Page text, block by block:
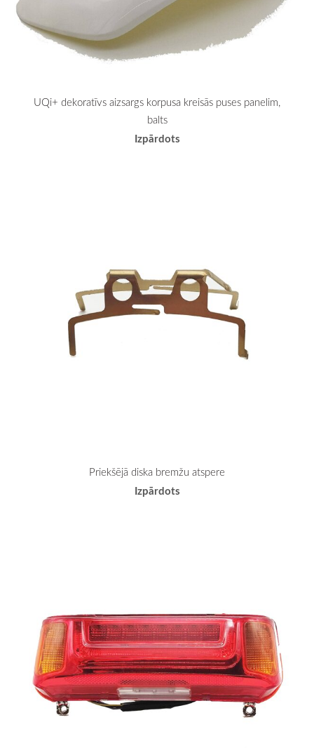
UQi+ dekoratīvs aizsargs korpusa kreisās puses panelim,
balts
Izpārdots
Priekšējā diska bremžu atspere
Izpārdots